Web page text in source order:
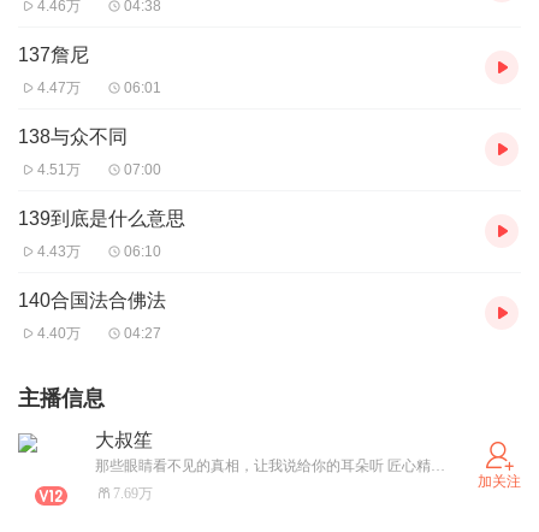
4.46万 04:38
137詹尼
4.47万 06:01
138与众不同
4.51万 07:00
139到底是什么意思
4.43万 06:10
140合国法合佛法
4.40万 04:27
主播信息
大叔笙
那些眼睛看不见的真相，让我说给你的耳朵听 匠心精制，品质呈现
7.69万
加关注